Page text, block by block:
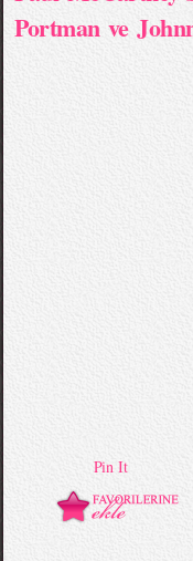
Portman ve
Pin It